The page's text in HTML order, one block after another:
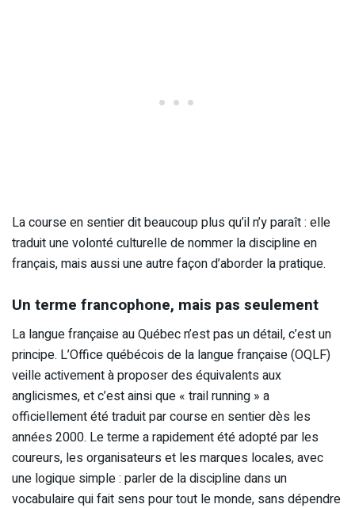
La course en sentier dit beaucoup plus qu’il n’y paraît : elle
traduit une volonté culturelle de nommer la discipline en
français, mais aussi une autre façon d’aborder la pratique.
Un terme francophone, mais pas seulement
La langue française au Québec n’est pas un détail, c’est un
principe. L’Office québécois de la langue française (OQLF)
veille activement à proposer des équivalents aux
anglicismes, et c’est ainsi que « trail running » a
officiellement été traduit par course en sentier dès les
années 2000. Le terme a rapidement été adopté par les
coureurs, les organisateurs et les marques locales, avec
une logique simple : parler de la discipline dans un
vocabulaire qui fait sens pour tout le monde, sans dépendre